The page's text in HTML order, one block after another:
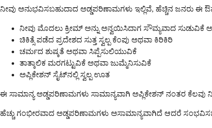
ನೀವು ಅನುಭವಿಸಬಹುದಾದ ಅಡ್ಡಪರಿಣಾಮಗಳು ಇಲ್ಲಿವೆ, ಹೆಚ್ಚಿನ ಜನರು ಈ
ನೀವು ಮೊದಲು ಕ್ರೀಮ್ ಅನ್ನು ಅನ್ವಯಿಸಿದಾಗ ಸೌಮ್ಯವಾದ ಸುಡುವಿಕೆ
ಚಿಕಿತ್ಸೆ ಪಡೆದ ಪ್ರದೇಶದ ಸುತ್ತ ಸ್ವಲ್ಪ ಕೆಂಪು ಅಥವಾ ಕಿರಿಕಿರಿ
ಚರ್ಮದ ಶುಷ್ಕತೆ ಅಥವಾ ಸಿಪ್ಪೆಸುಲಿಯುವಿಕೆ
ತಾತ್ಕಾಲಿಕ ಮರಗಟ್ಟುವಿಕೆ ಅಥವಾ ಜುಮ್ಮೆನಿಸುವಿಕೆ
ಅಪ್ಲಿಕೇಶನ್ ಸೈಟ್‌ನಲ್ಲಿ ಸ್ವಲ್ಪ ಊತ
ಈ ಸಾಮಾನ್ಯ ಅಡ್ಡಪರಿಣಾಮಗಳು ಸಾಮಾನ್ಯವಾಗಿ ಅಪ್ಲಿಕೇಶನ್ ನಂತರ
ಹೆಚ್ಚು ಗಂಭೀರವಾದ ಅಡ್ಡಪರಿಣಾಮಗಳು ಅಸಾಮಾನ್ಯವಾಗಿದೆ ಆದರೆ